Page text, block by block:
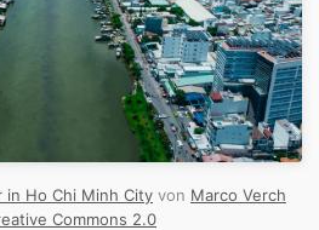
in Ho Chi Minh City von Marco Verch
Commons 2.0